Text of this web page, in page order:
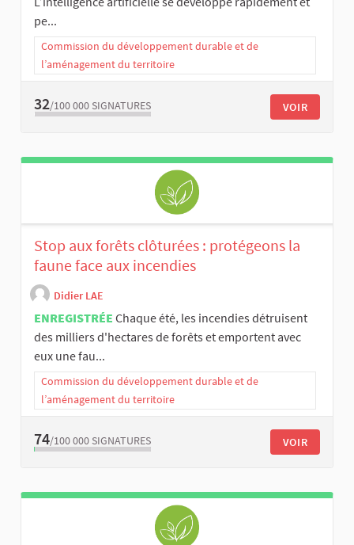
pe...
Commission du développement durable et de
l’aménagement du territoire
32/100 000 SIGNATURES VOIR
Stop aux forêts clôturées : protégeons la
faune face aux incendies
Didier LAE
ENREGISTRÉE Chaque été, les incendies détruisent
des milliers d'hectares de forêts et emportent avec
eux une fau...
Commission du développement durable et de
l’aménagement du territoire
74/100 000 SIGNATURES VOIR